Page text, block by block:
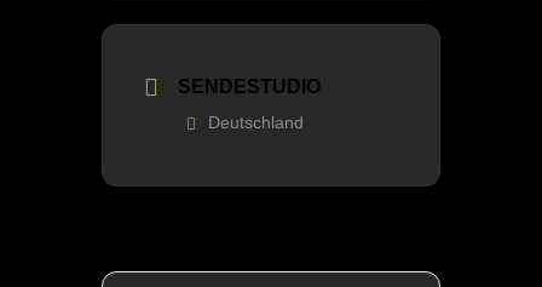
SENDESTUDIO
Deutschland